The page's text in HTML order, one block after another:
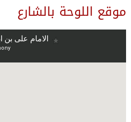
موقع اللوحة بالشارع